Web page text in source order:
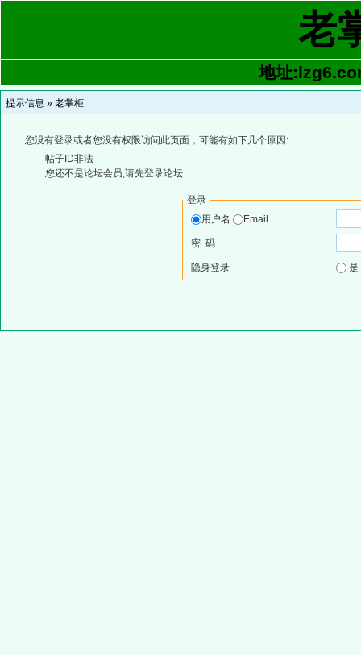
老
地址
提示信息 » 老掌柜
您没有登录或者您没有权限访问此页面，可能有如下几个原因:
帖子ID非法
您还不是论坛会员,请先登录论坛
登录
用户名
Email
密 码
隐身登录